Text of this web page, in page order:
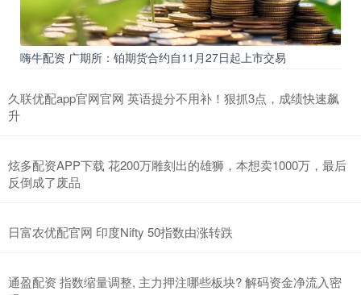
嗨牛配资 广期所：铂期货合约自11月27日起上市交易
久联优配app官网官网 英语提分不用补！狠抓3点，成绩快速飙
升
炫多配资APP下载 花200万雕刻出的雄狮，本想卖1000万，最后
反倒成了废品
日富农优配官网 印度Nifty 50指数由涨转跌
通盈配资 指数缩量调整, 主力押注哪些板块? 解码资金净流入密